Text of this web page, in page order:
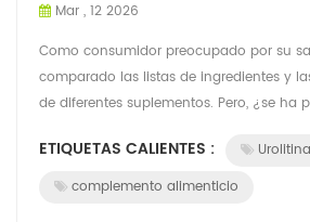
Mar , 12 2026
Como consumidor preocupado por su
comparado las listas de ingredientes y
de diferentes suplementos. Pero, ¿se ha
ETIQUETAS CALIENTES :
complemento alimenticio